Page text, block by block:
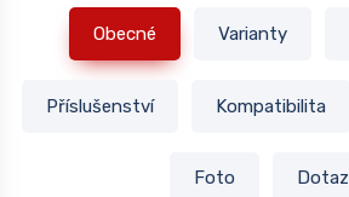
Obecné Varianty
Příslušenství Kompatibilita
Foto Dotaz